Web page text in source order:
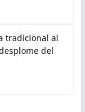
tradicional al
del